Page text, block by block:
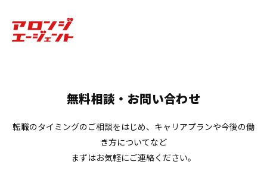
無料相談・お問い合わせ
転職のタイミングのご相談をはじめ、キャリアプランや今後の働
き方についてなど
まずはお気軽にご連絡ください。